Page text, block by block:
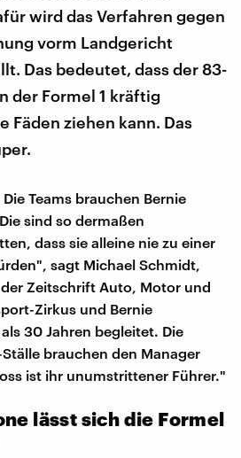
wird das Verfahren gegen
vorm Landgericht
Das bedeutet, dass der 83-
der Formel 1 kräftig
Fäden ziehen kann. Das
Teams brauchen Bernie
sind so dermaßen
dass sie alleine nie zu einer
sagt Michael Schmidt,
Zeitschrift Auto, Motor und
Zirkus und Bernie
30 Jahren begleitet. Die
brauchen den Manager
ist ihr unumstrittener Führer."
lässt sich die Formel